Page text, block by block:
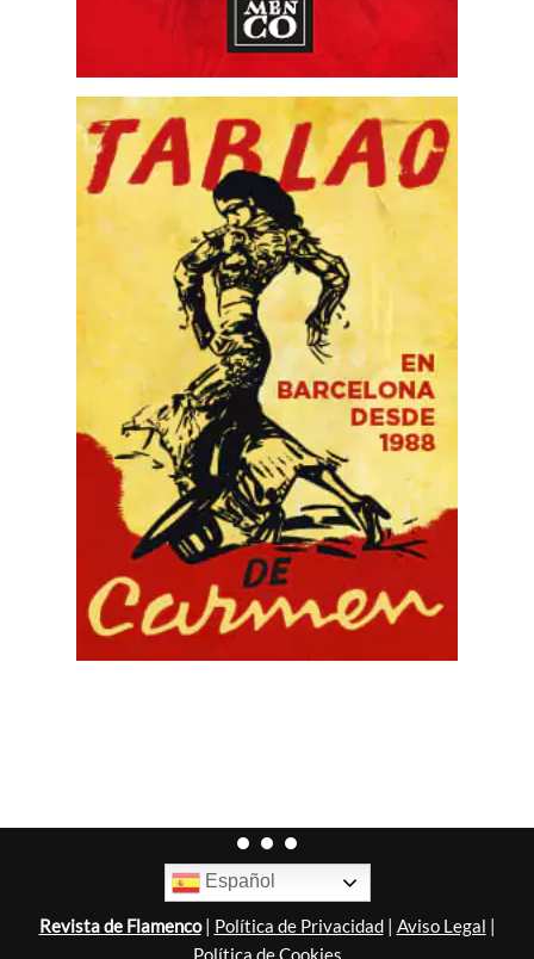
Español
Revista de Flamenco| Política de Privacidad| Aviso Legal |
Política de Cookies